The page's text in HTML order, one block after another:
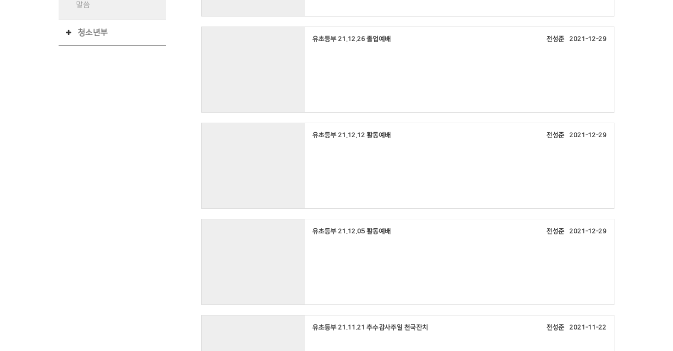
말씀
청소년부
유초등부 21.12.26 졸업예배 2021-12-29
전성준
유초등부 21.12.12 활동예배 2021-12-29
전성준
유초등부 21.12.05 활동예배 2021-12-29
전성준
유초등부 21.11.21 추수감사주일 천국잔치 2021-11-22
전성준